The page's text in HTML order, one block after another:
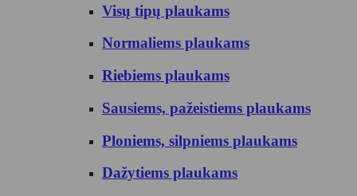
Visų tipų plaukams
Normaliems plaukams
Riebiems plaukams
Sausiems, pažeistiems plaukams
Ploniems, silpniems plaukams
Dažytiems plaukams